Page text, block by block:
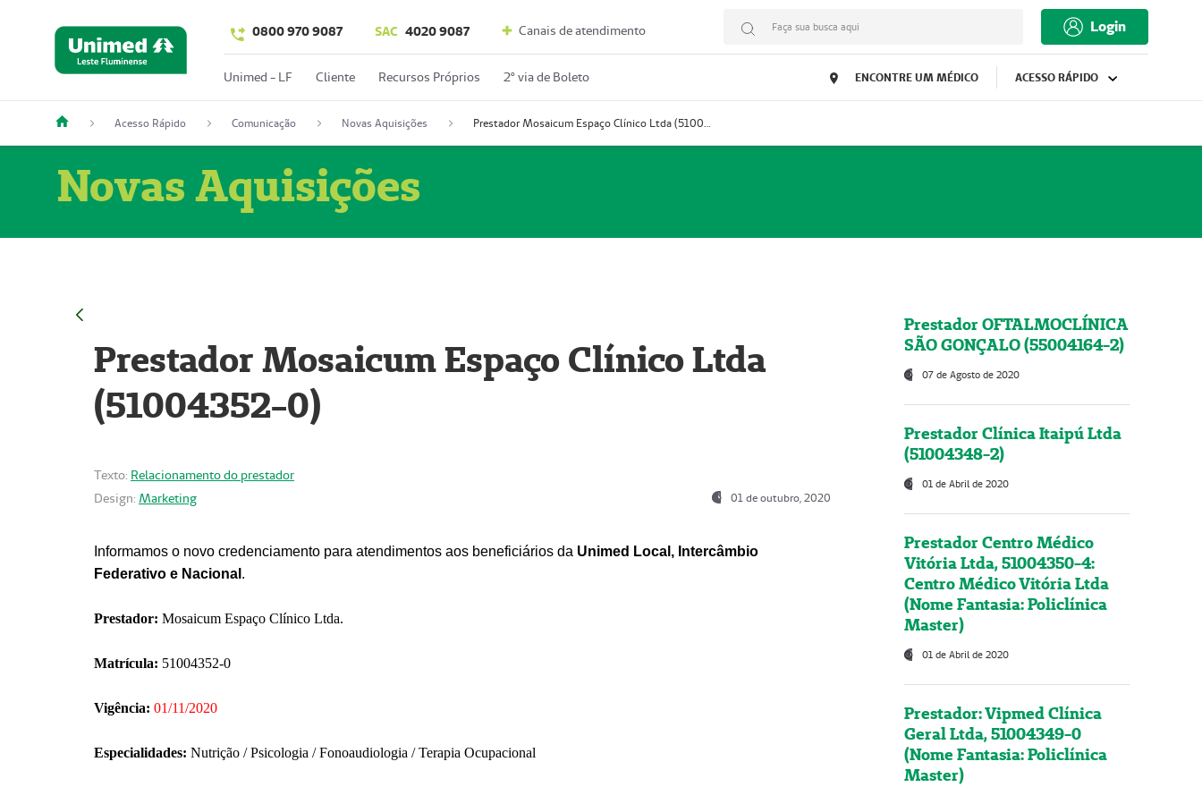
0800 970 9087 SAC 4020 9087 Canais de atendimento Faça sua busca aqui Login
Unimed - LF Cliente Recursos Próprios 2º via de Boleto ENCONTRE UM MÉDICO ACESSO RÁPIDO
Acesso Rápido Comunicação Novas Aquisições Prestador Mosaicum Espaço Clínico Ltda (51004352-0)
Novas Aquisições
Prestador Mosaicum Espaço Clínico Ltda
(51004352-0)
Texto: Relacionamento do prestador
Design: Marketing 01 de outubro, 2020
Informamos o novo credenciamento para atendimentos aos beneficiários da Unimed Local, Intercâmbio
Federativo e Nacional .
Prestador: Mosaicum Espaço Clínico Ltda.
Matrícula: 51004352-0
Vigência: 01/11/2020
Especialidades: Nutrição / Psicologia / Fonoaudiologia / Terapia Ocupacional
Prestador OFTALMOCLÍNICA
SÃO GONÇALO (55004164-2)
07 de Agosto de 2020
Prestador Clínica Itaipú Ltda
(51004348-2)
01 de Abril de 2020
Prestador Centro Médico
Vitória Ltda, 51004350-4:
Centro Médico Vitória Ltda
(Nome Fantasia: Policlínica
Master)
01 de Abril de 2020
Prestador: Vipmed Clínica
Geral Ltda, 51004349-0
(Nome Fantasia: Policlínica
Master)